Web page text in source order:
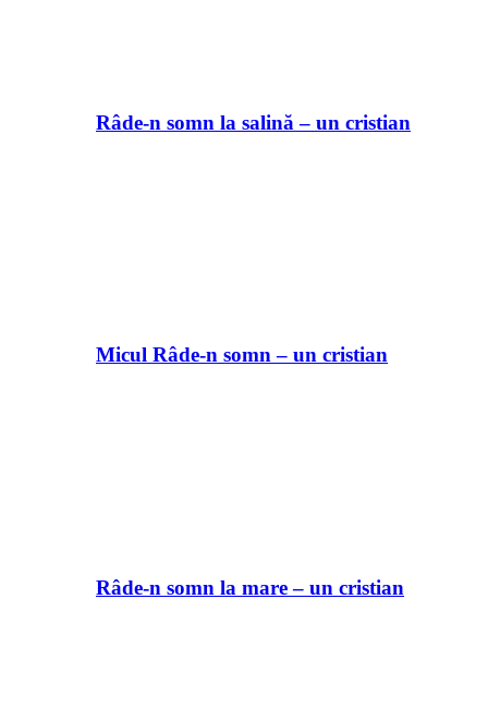
Râde-n somn la salină – un cristian
Micul Râde-n somn – un cristian
Râde-n somn la mare – un cristian